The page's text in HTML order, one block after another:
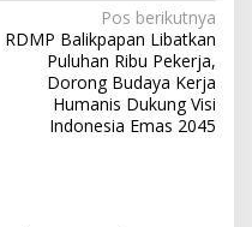
Pos berikutnya
RDMP Balikpapan Libatkan
Puluhan Ribu Pekerja,
Dorong Budaya Kerja
Humanis Dukung Visi
Indonesia Emas 2045